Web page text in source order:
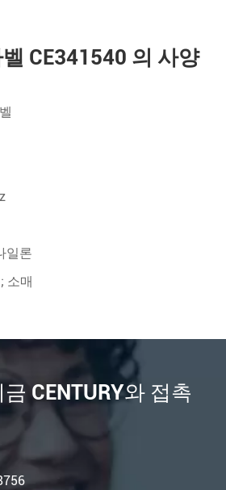
벨 CE341540 의 사양
일론
소매
CENTURY와 접촉